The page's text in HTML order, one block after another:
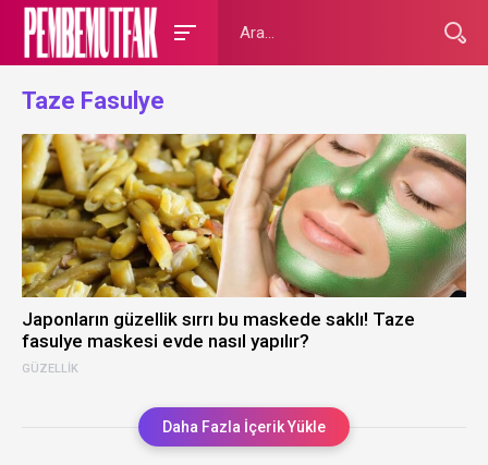
Taze Fasulye
GÜZELLIK
Japonların güzellik sırrı bu maskede saklı! Taze
fasulye maskesi evde nasıl yapılır?
Daha Fazla İçerik Yükle